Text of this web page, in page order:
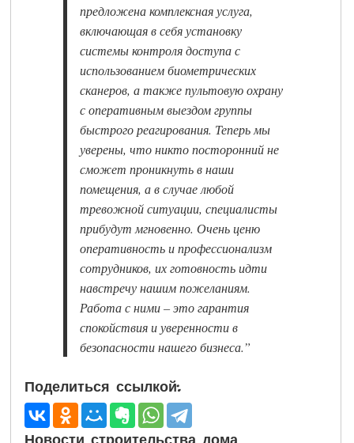
предложена комплексная услуга,
включающая в себя установку
системы контроля доступа с
использованием биометрических
сканеров, а также пультовую охрану
с оперативным выездом группы
быстрого реагирования. Теперь мы
уверены, что никто посторонний не
сможет проникнуть в наши
помещения, а в случае любой
тревожной ситуации, специалисты
прибудут мгновенно. Очень ценю
оперативность и профессионализм
сотрудников, их готовность идти
навстречу нашим пожеланиям.
Работа с ними – это гарантия
спокойствия и уверенности в
безопасности нашего бизнеса.”
Поделиться ссылкой: